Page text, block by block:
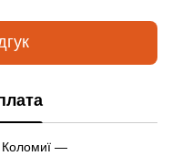
Коломиї —